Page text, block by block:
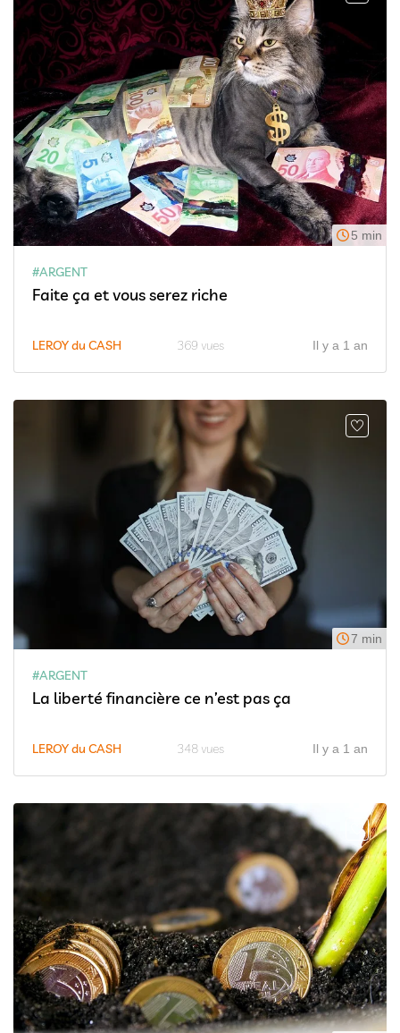
5 min
#ARGENT
Faite ça et vous serez riche
LEROY du CASH 369 vues Il y a 1 an
7 min
#ARGENT
La liberté financière ce n’est pas ça
LEROY du CASH 348 vues Il y a 1 an